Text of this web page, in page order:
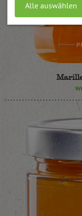
Alle auswählen